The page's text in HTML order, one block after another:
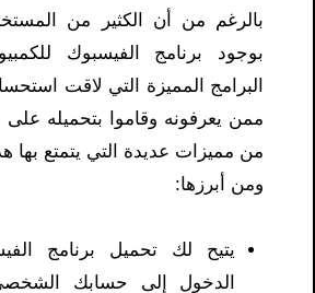
بالرغم من أن الكثير من
بوجود برنامج الفيسبوك
البرامج المميزة التي لاقت
ممن يعرفونه وقاموا بتحميله على
من مميزات عديدة التي يتمتع بها
ومن أبرزها:
يتيح لك تحميل برنامج
الدخول إلى حسابك